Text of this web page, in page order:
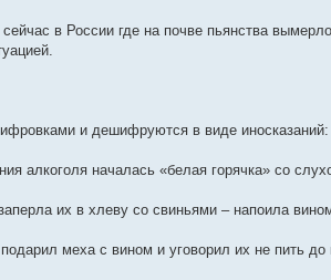
в России где на почве пьянства
и дешифруются в виде иносказаний:
алкоголя началась «белая горячка» со
их в хлеву со свиньями – напоила
меха с вином и уговорил их не пить